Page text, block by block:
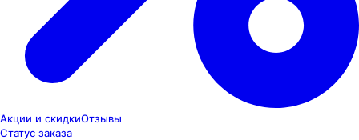
Акции и скидкиОтзывы
Статус заказа